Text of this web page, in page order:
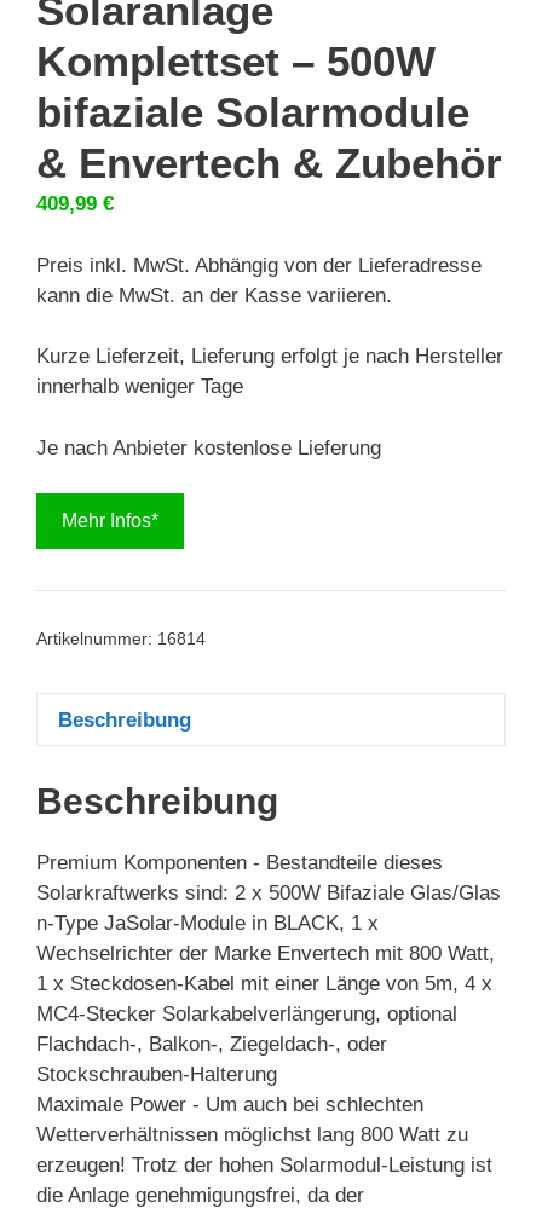
Solaranlage
Komplettset – 500W
bifaziale Solarmodule
& Envertech & Zubehör
409,99 €
Preis inkl. MwSt. Abhängig von der Lieferadresse
kann die MwSt. an der Kasse variieren.
Kurze Lieferzeit, Lieferung erfolgt je nach Hersteller
innerhalb weniger Tage
Je nach Anbieter kostenlose Lieferung
Mehr Infos*
Artikelnummer: 16814
Beschreibung
Beschreibung
Premium Komponenten - Bestandteile dieses
Solarkraftwerks sind: 2 x 500W Bifaziale Glas/Glas
n-Type JaSolar-Module in BLACK, 1 x
Wechselrichter der Marke Envertech mit 800 Watt,
1 x Steckdosen-Kabel mit einer Länge von 5m, 4 x
MC4-Stecker Solarkabelverlängerung, optional
Flachdach-, Balkon-, Ziegeldach-, oder
Stockschrauben-Halterung
Maximale Power - Um auch bei schlechten
Wetterverhältnissen möglichst lang 800 Watt zu
erzeugen! Trotz der hohen Solarmodul-Leistung ist
die Anlage genehmigungsfrei, da der